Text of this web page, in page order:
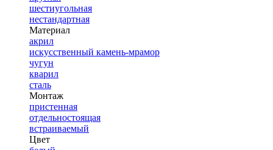
шестиугольная
нестандартная
Материал
акрил
искусственный камень-мрамор
чугун
кварил
сталь
Монтаж
пристенная
отдельностоящая
встраиваемый
Цвет